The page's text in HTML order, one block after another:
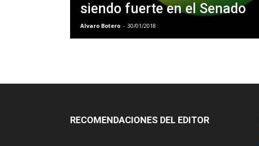
siendo fuerte en el Senado
Alvaro Botero - 30/01/2018
RECOMENDACIONES DEL EDITOR